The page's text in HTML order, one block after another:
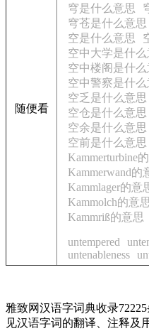
随便看
穹是什么意思
穹苍是什么意思
空是什么意思
空中大学是什么
空中楼阁是什么
空中警察是什么
空乏是什么意思
空仓是什么意思
空余是什么意思
空前是什么意思
Kammerturbine
Kammerwand的
Kammlager的意
Kammolch的意思
Kammriß的意思
untempered
untenableness
雅致网汉语字词典收录
见汉语字词的翻译、注释及